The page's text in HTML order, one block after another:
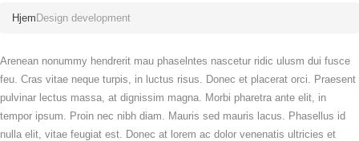
HjemDesign development
Arenean nonummy hendrerit mau phaselntes nascetur ridic ulusm dui fusce
feu. Cras vitae neque turpis, in luctus risus. Donec et placerat orci. Praesent
pulvinar lectus massa, at dignissim magna. Morbi pharetra ante elit, in
tempor ipsum. Proin nec nibh diam. Mauris sed mauris lacus. Phasellus id
nulla elit, vitae feugiat est. Donec at lorem ac dolor venenatis ultricies et